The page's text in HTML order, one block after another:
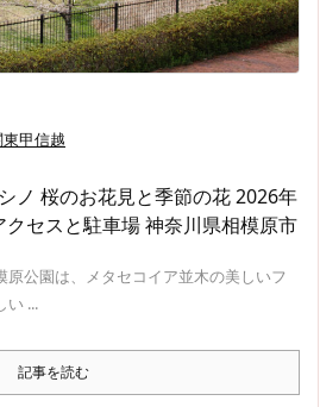
東甲信越
ノ 桜のお花見と季節の花 2026年
クセスと駐車場 神奈川県相模原市
公園は、メタセコイア並木の美しいフ
い ...
記事を読む